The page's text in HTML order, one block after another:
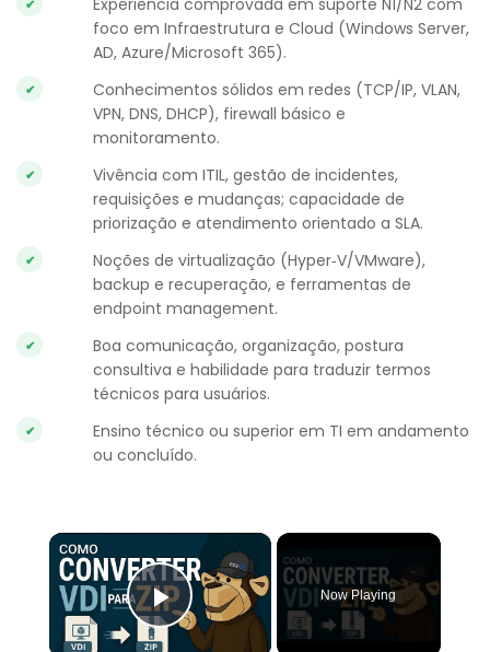
Experiência comprovada em suporte N1/N2 com
foco em Infraestrutura e Cloud (Windows Server,
AD, Azure/Microsoft 365).
Conhecimentos sólidos em redes (TCP/IP, VLAN,
VPN, DNS, DHCP), firewall básico e
monitoramento.
Vivência com ITIL, gestão de incidentes,
requisições e mudanças; capacidade de
priorização e atendimento orientado a SLA.
Noções de virtualização (Hyper‑V/VMware),
backup e recuperação, e ferramentas de
endpoint management.
Boa comunicação, organização, postura
consultiva e habilidade para traduzir termos
técnicos para usuários.
Ensino técnico ou superior em TI em andamento
ou concluído.
×
Play Video
Now Playing